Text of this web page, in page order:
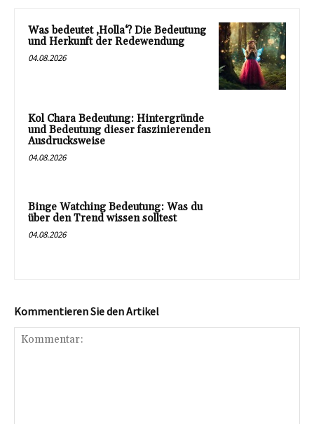
Was bedeutet ‚Holla‘? Die Bedeutung
und Herkunft der Redewendung
04.08.2026
Kol Chara Bedeutung: Hintergründe
und Bedeutung dieser faszinierenden
Ausdrucksweise
04.08.2026
Binge Watching Bedeutung: Was du
über den Trend wissen solltest
04.08.2026
Kommentieren Sie den Artikel